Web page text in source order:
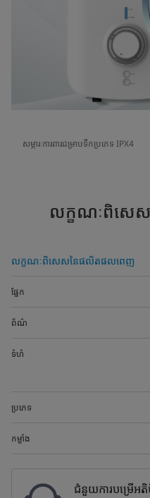
សម្ភារៈការពារជម្រាបទឹកប្រភេទ IPX4
លក្ខណៈពិសេ
លក្ខណៈពិសេសនៃផលិតផលពេញ
ផ្នែក
ព័ណ៌
ទំហំ
ប្រភេទ
កម្លាំង
ជំនួយការបម្រើអ